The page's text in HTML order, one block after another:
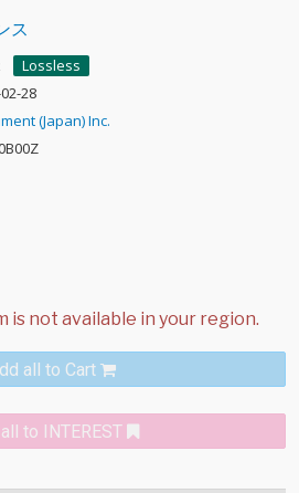
ス
Lossless
28
(Japan) Inc.
all to Cart
to INTEREST